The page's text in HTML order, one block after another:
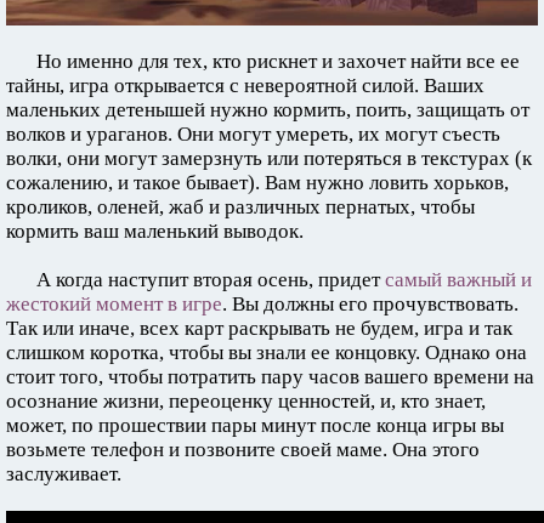
Но именно для тех, кто рискнет и захочет найти все ее
тайны, игра открывается с невероятной силой. Ваших
маленьких детенышей нужно кормить, поить, защищать от
волков и ураганов. Они могут умереть, их могут съесть
волки, они могут замерзнуть или потеряться в текстурах (к
сожалению, и такое бывает). Вам нужно ловить хорьков,
кроликов, оленей, жаб и различных пернатых, чтобы
кормить ваш маленький выводок.
А когда наступит вторая осень, придетсамый важный и
жестокий момент в игре. Вы должны его прочувствовать.
Так или иначе, всех карт раскрывать не будем, игра и так
слишком коротка, чтобы вы знали ее концовку. Однако она
стоит того, чтобы потратить пару часов вашего времени на
осознание жизни, переоценку ценностей, и, кто знает,
может, по прошествии пары минут после конца игры вы
возьмете телефон и позвоните своей маме. Она этого
заслуживает.